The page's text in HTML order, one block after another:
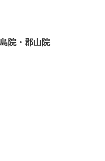
院・郡山院